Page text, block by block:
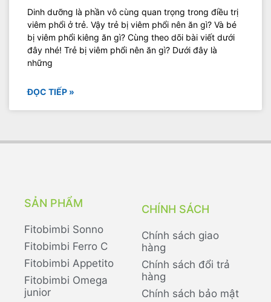
Dinh dưỡng là phần vô cùng quan trọng trong điều trị
viêm phổi ở trẻ. Vậy trẻ bị viêm phổi nên ăn gì? Và bé
bị viêm phổi kiêng ăn gì? Cùng theo dõi bài viết dưới
đây nhé! Trẻ bị viêm phổi nên ăn gì? Dưới đây là
những
ĐỌC TIẾP »
SẢN PHẨM
Fitobimbi Sonno
Fitobimbi Ferro C
Fitobimbi Appetito
Fitobimbi Omega
junior
CHÍNH SÁCH
Chính sách giao
hàng
Chính sách đổi trả
hàng
Chính sách bảo mật